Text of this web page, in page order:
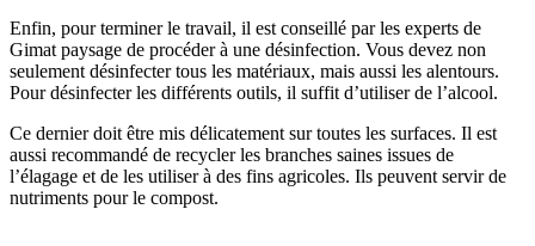
Enfin, pour terminer le travail, il est conseillé par les experts de
Gimat paysage de procéder à une désinfection. Vous devez non
seulement désinfecter tous les matériaux, mais aussi les alentours.
Pour désinfecter les différents outils, il suffit d’utiliser de l’alcool.
Ce dernier doit être mis délicatement sur toutes les surfaces. Il est
aussi recommandé de recycler les branches saines issues de
l’élagage et de les utiliser à des fins agricoles. Ils peuvent servir de
nutriments pour le compost.